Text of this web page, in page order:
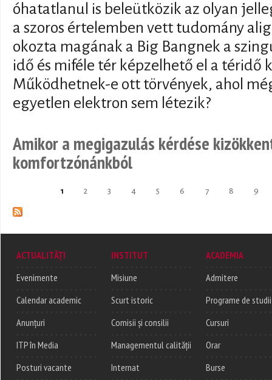
óhatatlanul is beleütközik az olyan
a szoros értelemben vett tudomány
okozta magának a Big Bangnek a
idő és miféle tér képzelhető el a téridő
Működhetnek-e ott törvények, ahol
egyetlen elektron sem létezik?
Amikor a megigazulás kérdése
komfortzónánkból
1 2 3 4 5 6 7 8 9
ACTUALITĂȚI
Evenimente
Calendar academic
Anunțuri
ITP în Media
Posturi vacante
INSTITUT
Misiune
Scurt istoric
Comisii și consilii
Managementul calității
Internat
ACADEMIA
Admitere
Programe de studii
Cursuri
Orar
Burse